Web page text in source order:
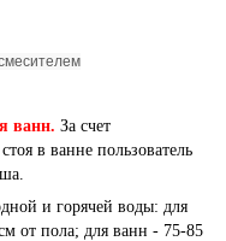
ванн. За счет
в ванне пользователь
и горячей воды: для
от пола; для ванн - 75-85